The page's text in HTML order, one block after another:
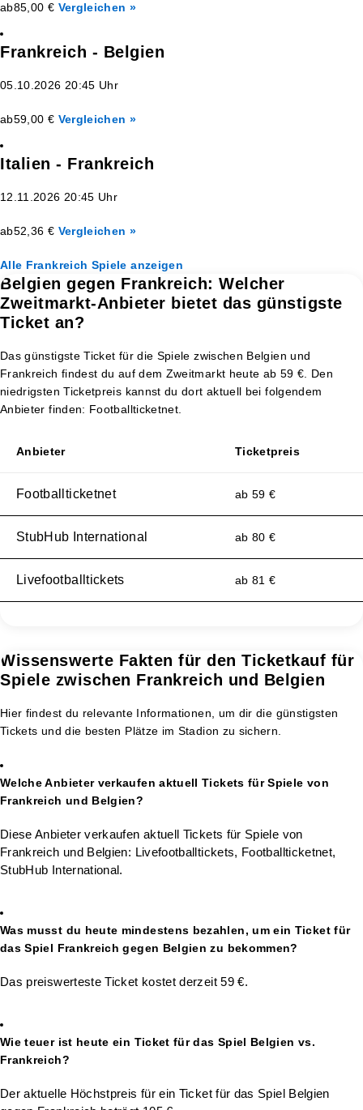
ab85,00 € Vergleichen »
Frankreich - Belgien
05.10.2026 20:45 Uhr
ab59,00 € Vergleichen »
Italien - Frankreich
12.11.2026 20:45 Uhr
ab52,36 € Vergleichen »
Alle Frankreich Spiele anzeigen
Belgien gegen Frankreich: Welcher
Zweitmarkt-Anbieter bietet das günstigste
Ticket an?
Das günstigste Ticket für die Spiele zwischen Belgien und
Frankreich findest du auf dem Zweitmarkt heute ab 59 €. Den
niedrigsten Ticketpreis kannst du dort aktuell bei folgendem
Anbieter finden: Footballticketnet.
Anbieter Ticketpreis
Footballticketnet ab 59 €
StubHub International ab 80 €
Livefootballtickets ab 81 €
Wissenswerte Fakten für den Ticketkauf für
Spiele zwischen Frankreich und Belgien
Hier findest du relevante Informationen, um dir die günstigsten
Tickets und die besten Plätze im Stadion zu sichern.
Welche Anbieter verkaufen aktuell Tickets für Spiele von
Frankreich und Belgien?
Diese Anbieter verkaufen aktuell Tickets für Spiele von
Frankreich und Belgien: Livefootballtickets, Footballticketnet,
StubHub International.
Was musst du heute mindestens bezahlen, um ein Ticket für
das Spiel Frankreich gegen Belgien zu bekommen?
Das preiswerteste Ticket kostet derzeit 59 €.
Wie teuer ist heute ein Ticket für das Spiel Belgien vs.
Frankreich?
Der aktuelle Höchstpreis für ein Ticket für das Spiel Belgien